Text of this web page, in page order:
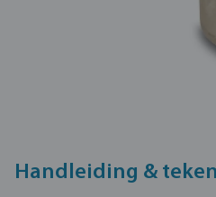
Handleiding &